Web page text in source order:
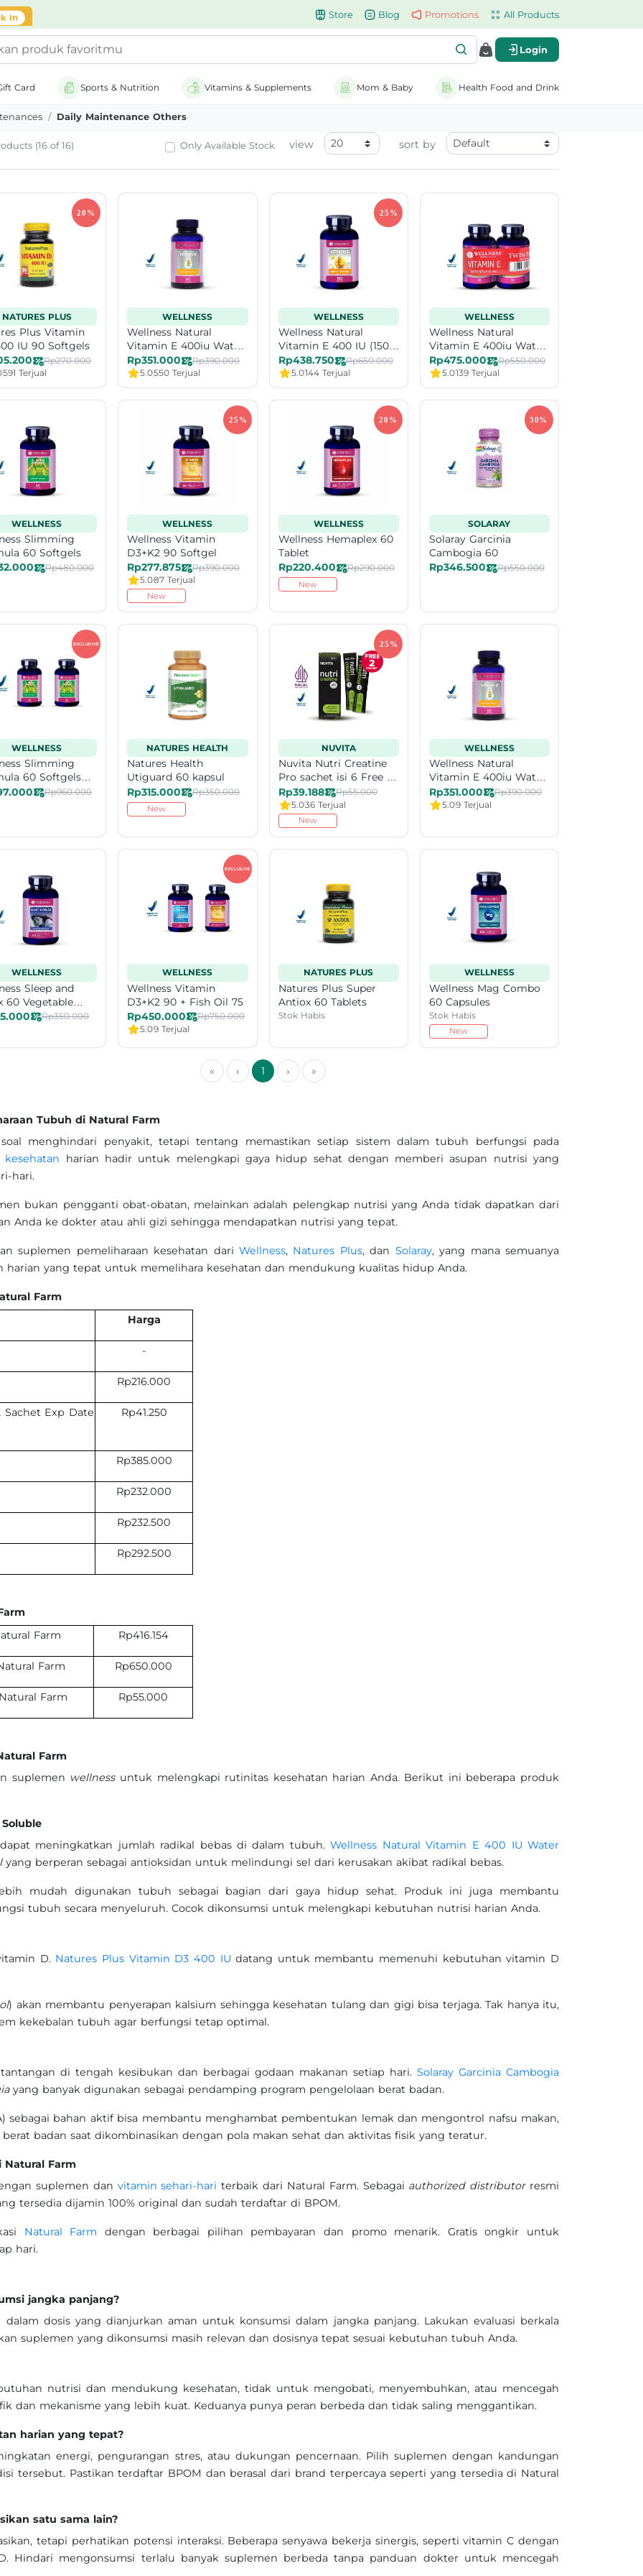
In
Store Blog Promotions All Products
Login
Card Sports & Nutrition Vitamins & Supplements Mom & Baby Health Food and Drink
Daily Maintenance Others
(16 of 16) Only Available Stock view sort by
NATURES PLUS
Plus Vitamin
IU 90 Softgels
Rp270.000
591 Terjual
WELLNESS
Wellness Natural
Vitamin E 400iu Water
Soluble 60 Softgels
Rp351.000
Rp390.000
5.0550 Terjual
WELLNESS
Wellness Natural
Vitamin E 400 IU (150)
150 Softgels
Rp438.750
Rp650.000
5.0144 Terjual
WELLNESS
Wellness Natural
Vitamin E 400iu Water
Soluble 60 BANDED
Exp Date 9-26
Rp475.000
Rp550.000
5.0139 Terjual
WELLNESS
Slimming
60 Softgels
Rp480.000
WELLNESS
Wellness Vitamin
D3+K2 90 Softgel
Rp277.875
Rp390.000
5.087 Terjual
New
WELLNESS
Wellness Hemaplex 60
Tablet
Rp220.400
Rp290.000
New
SOLARAY
Solaray Garcinia
Cambogia 60
Rp346.500
Rp550.000
WELLNESS
Slimming
60 Softgels
Rp960.000
NATURES HEALTH
Natures Health
Utiguard 60 kapsul
Rp315.000
Rp350.000
New
NUVITA
Nuvita Nutri Creatine
Pro sachet isi 6 Free 2
Sachet Exp Date 8-26
Rp39.188
Rp55.000
5.036 Terjual
New
WELLNESS
Wellness Natural
Vitamin E 400iu Water
Soluble 60 Softgel B1G1
Rp351.000
Rp390.000
5.09 Terjual
WELLNESS
Sleep and
60 Vegetable
Rp350.000
WELLNESS
Wellness Vitamin
D3+K2 90 + Fish Oil 75
Rp450.000
Rp750.000
5.09 Terjual
NATURES PLUS
Natures Plus Super
Antiox 60 Tablets
Stok Habis
WELLNESS
Wellness Mag Combo
60 Capsules
Stok Habis
New
« ‹ 1 › »
Tubuh di Natural Farm
menghindari penyakit, tetapi tentang memastikan setiap sistem dalam tubuh berfungsi pada
harian hadir untuk melengkapi gaya hidup sehat dengan memberi asupan nutrisi yang
hari.
bukan pengganti obat-obatan, melainkan adalah pelengkap nutrisi yang Anda tidak dapatkan dari
Anda ke dokter atau ahli gizi sehingga mendapatkan nutrisi yang tepat.
suplemen pemeliharaan kesehatan dari Wellness, Natures Plus, dan Solaray, yang mana semuanya
harian yang tepat untuk memelihara kesehatan dan mendukung kualitas hidup Anda.
Farm
Harga
-
Rp216.000
Exp Date
Rp41.250
Rp385.000
Rp232.000
Rp232.500
Rp292.500
Farm
Rp416.154
Farm Rp650.000
Farm Rp55.000
Farm
suplemen wellness untuk melengkapi rutinitas kesehatan harian Anda. Berikut ini beberapa produk
meningkatkan jumlah radikal bebas di dalam tubuh.Wellness Natural Vitamin E 400 IU Water
yang berperan sebagai antioksidan untuk melindungi sel dari kerusakan akibat radikal bebas.
mudah digunakan tubuh sebagai bagian dari gaya hidup sehat. Produk ini juga membantu
tubuh secara menyeluruh. Cocok dikonsumsi untuk melengkapi kebutuhan nutrisi harian Anda.
D. Natures Plus Vitamin D3 400 IU datang untuk membantu memenuhi kebutuhan vitamin D
) akan membantu penyerapan kalsium sehingga kesehatan tulang dan gigi bisa terjaga. Tak hanya itu,
kekebalan tubuh agar berfungsi tetap optimal.
di tengah kesibukan dan berbagai godaan makanan setiap hari. Solaray Garcinia Cambogia
yang banyak digunakan sebagai pendamping program pengelolaan berat badan.
sebagai bahan aktif bisa membantu menghambat pembentukan lemak dan mengontrol nafsu makan,
badan saat dikombinasikan dengan pola makan sehat dan aktivitas fisik yang teratur.
Natural Farm
suplemen dan vitamin sehari-hari terbaik dari Natural Farm. Sebagai authorized distributor resmi
tersedia dijamin 100% original dan sudah terdaftar di BPOM.
Natural Farm dengan berbagai pilihan pembayaran dan promo menarik. Gratis ongkir untuk
hari.
jangka panjang?
dosis yang dianjurkan aman untuk konsumsi dalam jangka panjang. Lakukan evaluasi berkala
suplemen yang dikonsumsi masih relevan dan dosisnya tepat sesuai kebutuhan tubuh Anda.
nutrisi dan mendukung kesehatan, tidak untuk mengobati, menyembuhkan, atau mencegah
dan mekanisme yang lebih kuat. Keduanya punya peran berbeda dan tidak saling menggantikan.
harian yang tepat?
energi, pengurangan stres, atau dukungan pencernaan. Pilih suplemen dengan kandungan
tersebut. Pastikan terdaftar BPOM dan berasal dari brand terpercaya seperti yang tersedia di Natural
satu sama lain?
tetapi perhatikan potensi interaksi. Beberapa senyawa bekerja sinergis, seperti vitamin C dengan
Hindari mengonsumsi terlalu banyak suplemen berbeda tanpa panduan dokter untuk mencegah